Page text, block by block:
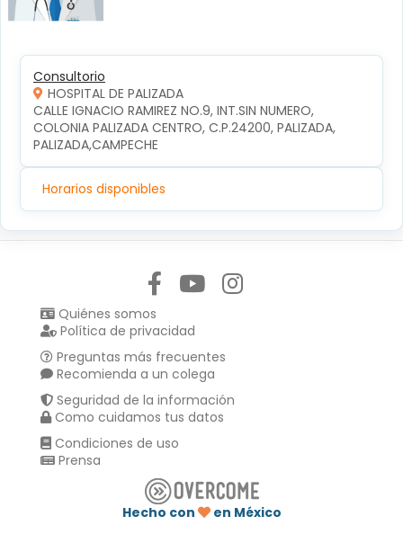
Consultorio
HOSPITAL DE PALIZADA
CALLE IGNACIO RAMIREZ NO.9, INT.SIN NUMERO,
COLONIA PALIZADA CENTRO, C.P.24200, PALIZADA,
PALIZADA,CAMPECHE
Horarios disponibles
Quiénes somos
Política de privacidad
Preguntas más frecuentes
Recomienda a un colega
Seguridad de la información
Como cuidamos tus datos
Condiciones de uso
Prensa
Hecho con
en México